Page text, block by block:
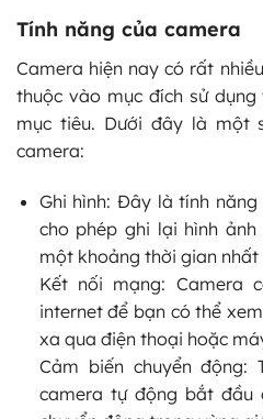
Tính năng của camera
Camera hiện nay có rất
thuộc vào mục đích sử
mục tiêu. Dưới đây là một
camera:
Ghi hình: Đây là tính
cho phép ghi lại hình
một khoảng thời gian nhất
Kết nối mạng: Camera
internet để bạn có thể
xa qua điện thoại hoặc
Cảm biến chuyển động:
camera tự động bắt đầu